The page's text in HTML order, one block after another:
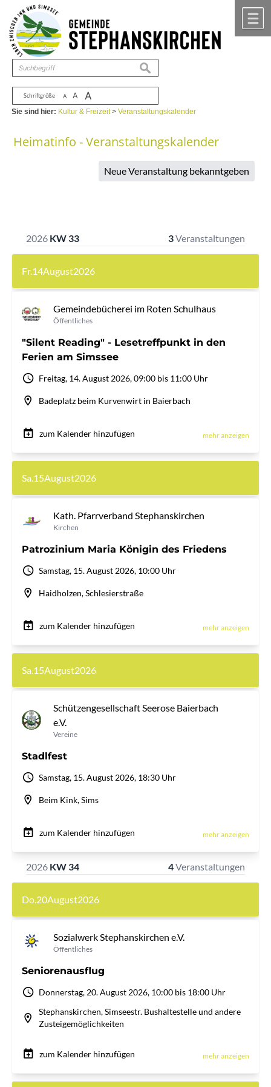
Zum Inhalt ,zur Navigation
Schriftgröße A A A
suchen
Sie sind hier: Kultur & Freizeit>Veranstaltungskalender
Heimatinfo - Veranstaltungskalender